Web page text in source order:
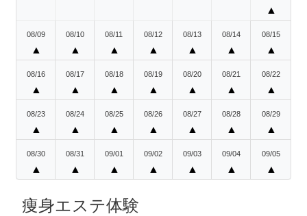
▲
08/09
▲
08/10
▲
08/11
▲
08/12
▲
08/13
▲
08/14
▲
08/15
▲
08/16
▲
08/17
▲
08/18
▲
08/19
▲
08/20
▲
08/21
▲
08/22
▲
08/23
▲
08/24
▲
08/25
▲
08/26
▲
08/27
▲
08/28
▲
08/29
▲
08/30
▲
08/31
▲
09/01
▲
09/02
▲
09/03
▲
09/04
▲
09/05
▲
痩身エステ体験